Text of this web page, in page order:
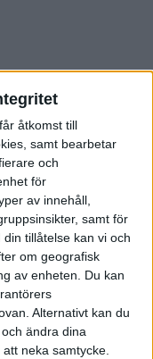
åtkomst till
samt bearbetar
och
för
av innehåll,
samt för
din tillåtelse kan vi och
om geografisk
av enheten. Du kan
Alternativt kan du
ändra dina
neka samtycke.
och få
klungan och
vad kan jag
Du käre säljare
för Dig. Du
har framför dig,
här. Vilka frågor
ett bra
som jag tror
av.